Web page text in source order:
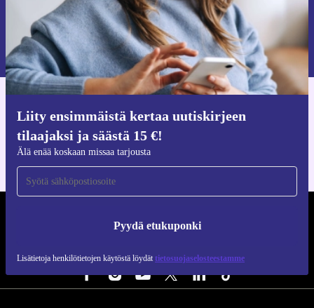
Liity ensimmäistä kertaa uutiskirjeen
tilaajaksi ja säästä 15 €!
Älä enää koskaan missaa tarjousta
Pyydä etukuponki
Lisätietoja henkilötietojen käytöstä löydät tietosuojaselosteestamme
Pyydä etukuponki
Lisätietoja henkilötietojen käytöstä löydättietosuojaselosteestamme.
iOS:lle ja Androidille